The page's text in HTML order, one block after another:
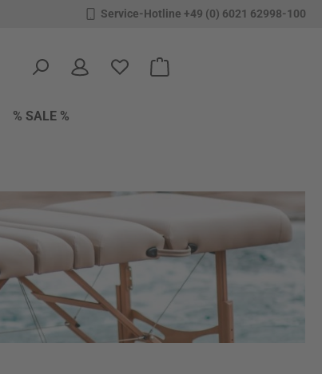
Service-Hotline +49 (0) 6021 62998-100
Du hast 0 Produkte auf dem Merkzettel
Warenkorb enthält 0
% SALE %